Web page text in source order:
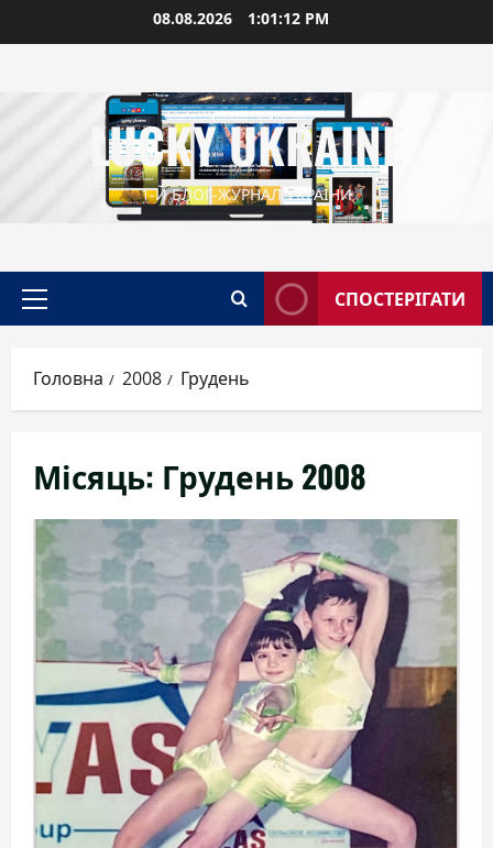
до
08.08.2026 1:01:13 PM
LUCKY UKRAINE
1-Й БЛОГ-ЖУРНАЛ УКРАЇНИ
Головне
СПОСТЕРІГАТИ
Головна 2008 Грудень
Місяць: Грудень 2008